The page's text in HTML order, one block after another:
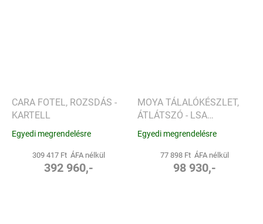
CARA FOTEL, ROZSDÁS -
KARTELL
Egyedi megrendelésre
309 417 Ft ÁFA nélkül
392 960,-
MOYA TÁLALÓKÉSZLET,
ÁTLÁTSZÓ - LSA
INTERNATIONAL
Egyedi megrendelésre
77 898 Ft ÁFA nélkül
98 930,-